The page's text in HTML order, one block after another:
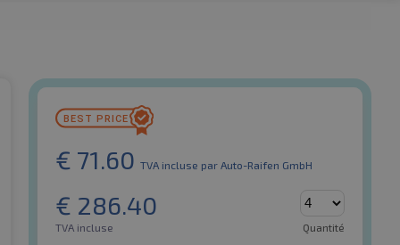
€ 71.60 TVA incluse par Auto-Raifen GmbH
€ 286.40
TVA incluse Quantité